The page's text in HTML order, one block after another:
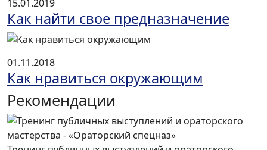
15.01.2019
Как найти свое предназначение
01.11.2018
Как нравиться окружающим
Рекомендации